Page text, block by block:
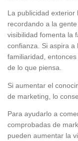
La publicidad
recordando a la
visibilidad fomenta la
confianza. Si aspira a
familiaridad,
de lo que piensa.
Si aumentar el
de marketing, lo
Para ayudarlo a
comprobadas de
pueden aumentar la